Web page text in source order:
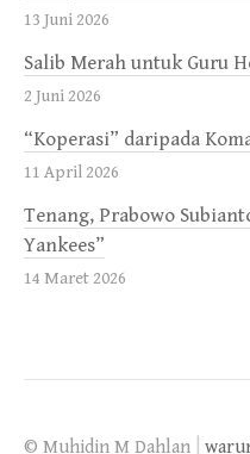
13 Juni 2026
Salib Merah untuk Guru
2 Juni 2026
“Koperasi” daripada
11 April 2026
Tenang, Prabowo
Yankees”
14 Maret 2026
© Muhidin M Dahlan